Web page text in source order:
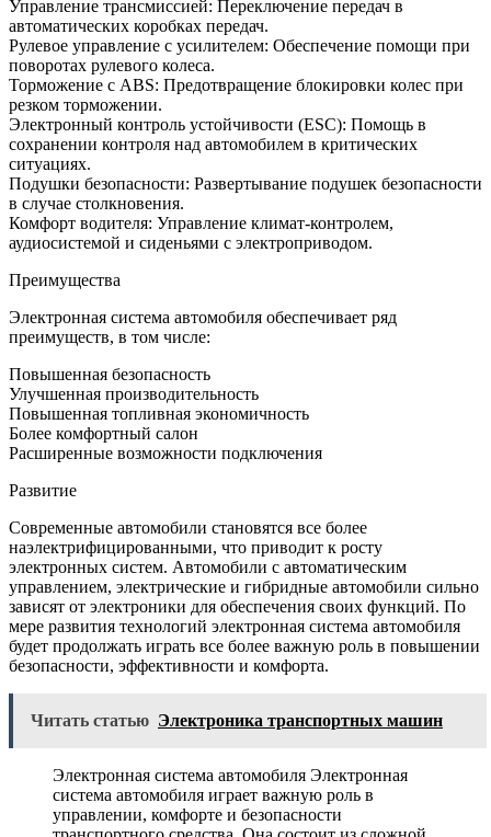
Управление трансмиссией: Переключение передач в
автоматических коробках передач.
Рулевое управление с усилителем: Обеспечение помощи при
поворотах рулевого колеса.
Торможение с ABS: Предотвращение блокировки колес при
резком торможении.
Электронный контроль устойчивости (ESC): Помощь в
сохранении контроля над автомобилем в критических
ситуациях.
Подушки безопасности: Развертывание подушек безопасности
в случае столкновения.
Комфорт водителя: Управление климат-контролем,
аудиосистемой и сиденьями с электроприводом.
Преимущества
Электронная система автомобиля обеспечивает ряд
преимуществ, в том числе:
Повышенная безопасность
Улучшенная производительность
Повышенная топливная экономичность
Более комфортный салон
Расширенные возможности подключения
Развитие
Современные автомобили становятся все более
наэлектрифицированными, что приводит к росту
электронных систем. Автомобили с автоматическим
управлением, электрические и гибридные автомобили сильно
зависят от электроники для обеспечения своих функций. По
мере развития технологий электронная система автомобиля
будет продолжать играть все более важную роль в повышении
безопасности, эффективности и комфорта.
Читать статью Электроника транспортных машин
Электронная система автомобиля Электронная
система автомобиля играет важную роль в
управлении, комфорте и безопасности